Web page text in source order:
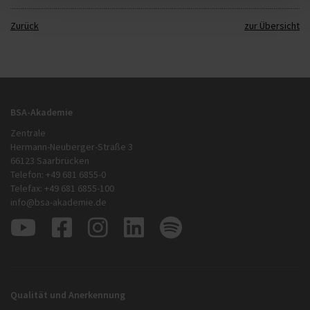
Zurück zur Übersicht
BSA-Akademie
Zentrale
Hermann-Neuberger-Straße 3
66123 Saarbrücken
Telefon: +49 681 6855-0
Telefax: +49 681 6855-100
info@bsa-akademie.de
Qualität und Anerkennung